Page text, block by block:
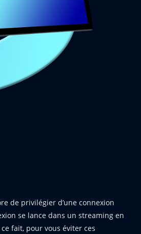
de privilégier d’une connexion
se lance dans un streaming en
fait, pour vous éviter ces